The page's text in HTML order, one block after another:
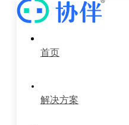
首页
解决方案